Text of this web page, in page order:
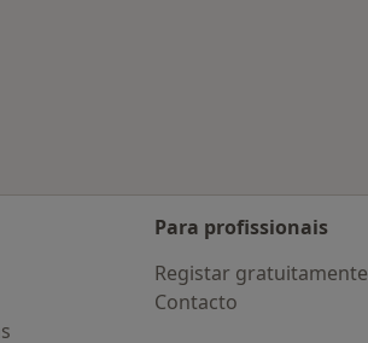
cidade
Para profissionais
Registar gratuitamente
Contacto